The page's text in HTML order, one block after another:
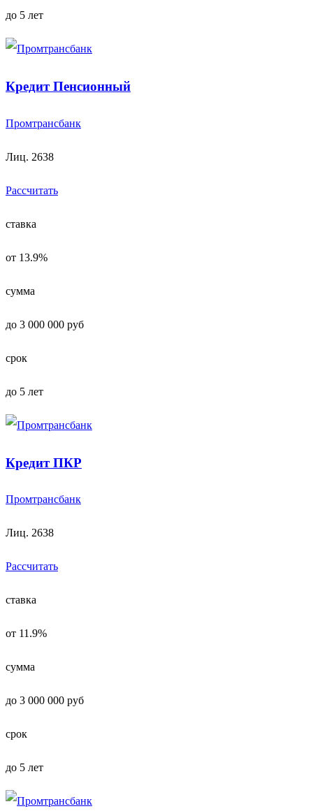
до 5 лет
Кредит Пенсионный
Промтрансбанк
Лиц. 2638
Рассчитать
ставка
от 13.9%
сумма
до 3 000 000 руб
срок
до 5 лет
Кредит ПКР
Промтрансбанк
Лиц. 2638
Рассчитать
ставка
от 11.9%
сумма
до 3 000 000 руб
срок
до 5 лет